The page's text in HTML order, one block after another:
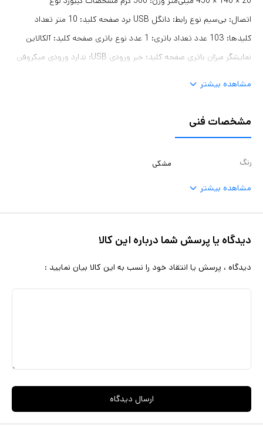
اتصال: بی‌سیم نوع رابط: دانگل USB برد صفحه کلید: 10 متر تعداد
کلیدها: 103 عدد تعداد باتری: 1 عدد نوع باتری صفحه کلید: آلکالاین
نمایشگر میزان باتری صفحه کلید: خیر ورودی USB: ندارد ورودی میکروفن
پس زمینه صفحه کلید: ندارد کلید روشن و خاموش: دارد حروف حک شده
مشاهده بیشتر
مشخصات فنی
رنگ مشکی
مشاهده بیشتر
دیدگاه یا پرسش شما درباره این کالا
دیدگاه ، پرسش یا انتقاد خود را نسب به این کالا بیان نمایید :
ارسال دیدگاه